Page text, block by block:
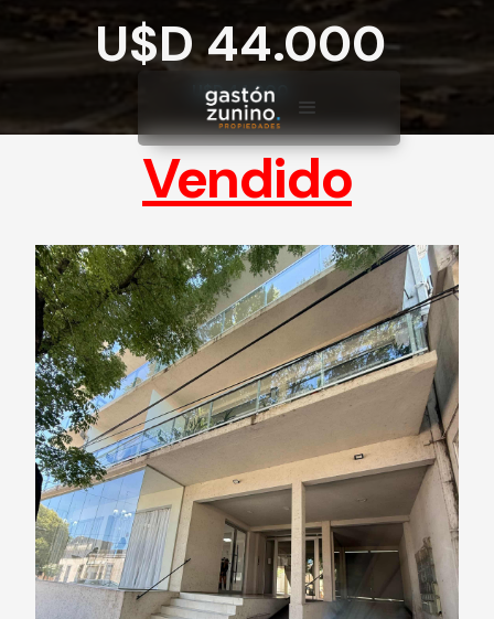
U$D 44.000
U$D 44.000
Vendido